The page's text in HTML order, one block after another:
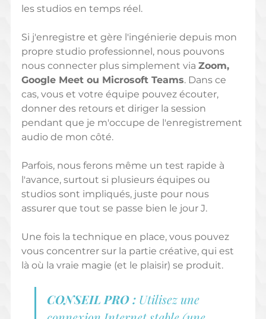
les studios en temps réel.
Si j'enregistre et gère l'ingénierie depuis mon
propre studio professionnel, nous pouvons
nous connecter plus simplement via Zoom,
Google Meet ou Microsoft Teams. Dans ce
cas, vous et votre équipe pouvez écouter,
donner des retours et diriger la session
pendant que je m'occupe de l'enregistrement
audio de mon côté.
Parfois, nous ferons même un test rapide à
l'avance, surtout si plusieurs équipes ou
studios sont impliqués, juste pour nous
assurer que tout se passe bien le jour J.
Une fois la technique en place, vous pouvez
vous concentrer sur la partie créative, qui est
là où la vraie magie (et le plaisir) se produit.
CONSEIL PRO : Utilisez une